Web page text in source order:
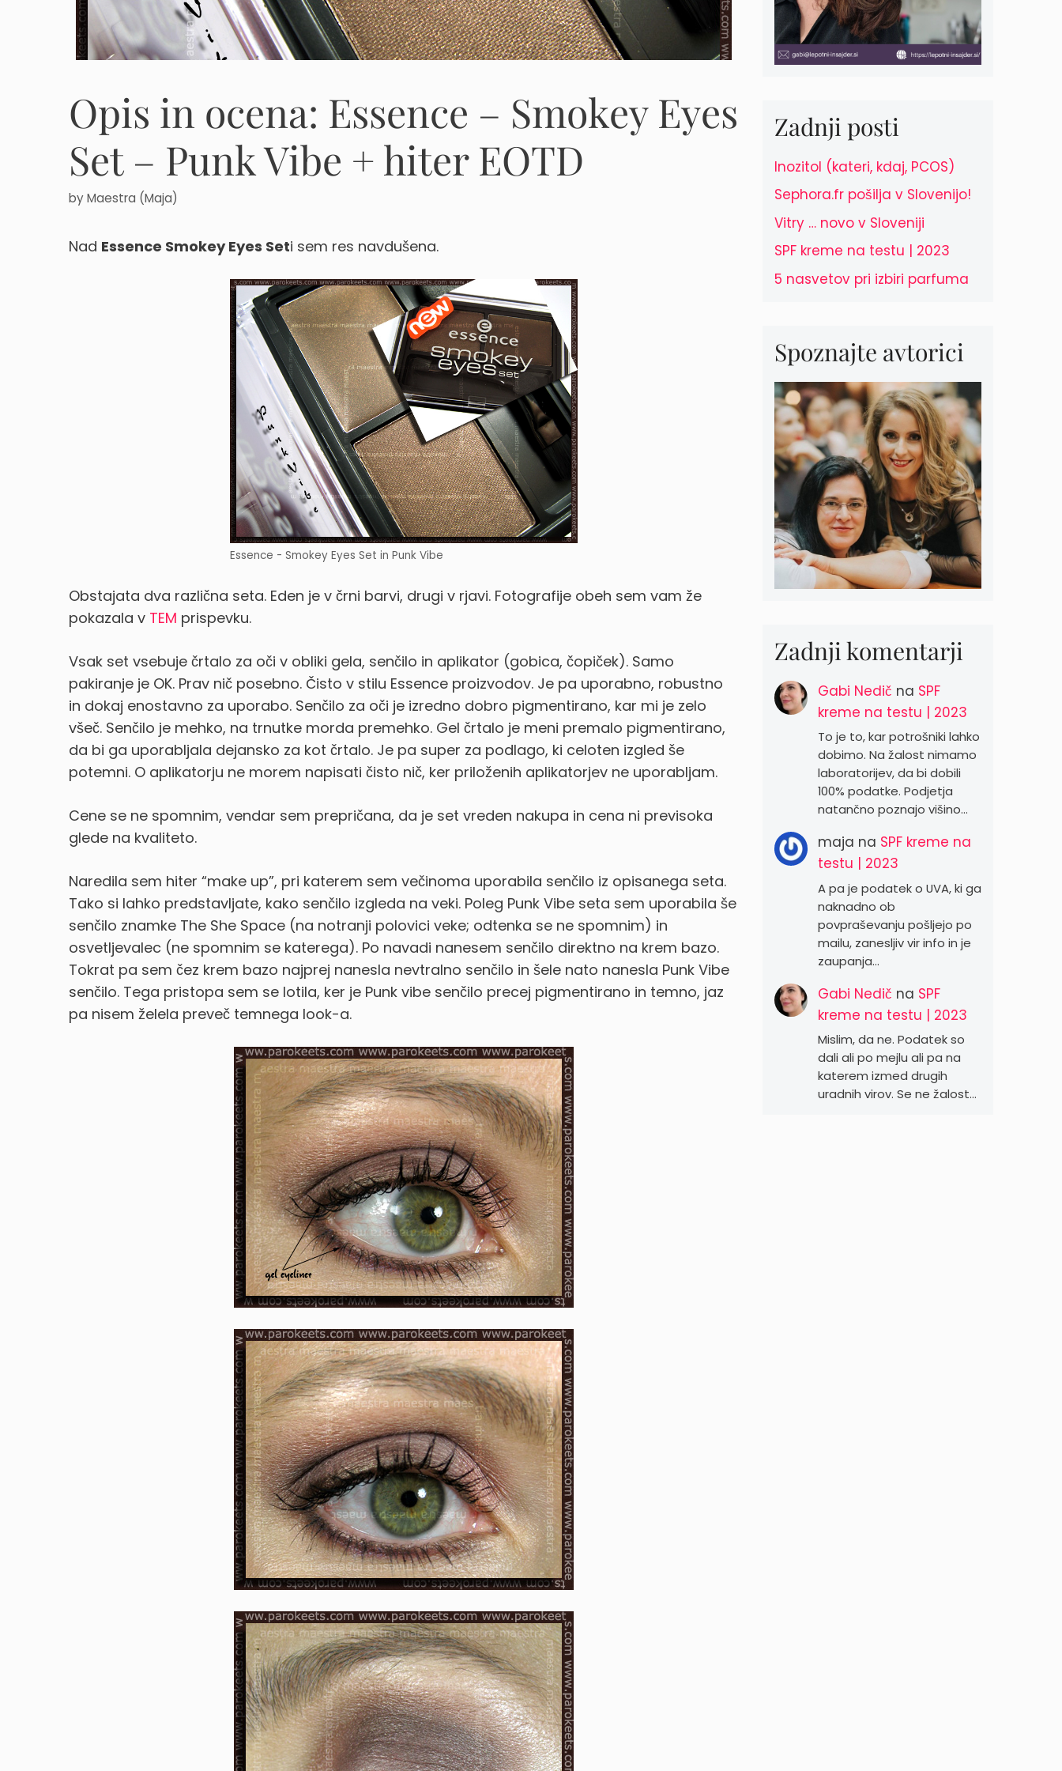
Opis in ocena: Essence – Smokey Eyes
Set – Punk Vibe + hiter EOTD
byMaestra (Maja)
Nad Essence Smokey Eyes Seti sem res navdušena.
Essence - Smokey Eyes Set in Punk Vibe
Obstajata dva različna seta. Eden je v črni barvi, drugi v rjavi. Fotografije obeh sem vam že
pokazala v TEM prispevku.
Vsak set vsebuje črtalo za oči v obliki gela, senčilo in aplikator (gobica, čopiček). Samo
pakiranje je OK. Prav nič posebno. Čisto v stilu Essence proizvodov. Je pa uporabno, robustno
in dokaj enostavno za uporabo. Senčilo za oči je izredno dobro pigmentirano, kar mi je zelo
všeč. Senčilo je mehko, na trnutke morda premehko. Gel črtalo je meni premalo pigmentirano,
da bi ga uporabljala dejansko za kot črtalo. Je pa super za podlago, ki celoten izgled še
potemni. O aplikatorju ne morem napisati čisto nič, ker priloženih aplikatorjev ne uporabljam.
Cene se ne spomnim, vendar sem prepričana, da je set vreden nakupa in cena ni previsoka
glede na kvaliteto.
Naredila sem hiter “make up”, pri katerem sem večinoma uporabila senčilo iz opisanega seta.
Tako si lahko predstavljate, kako senčilo izgleda na veki. Poleg Punk Vibe seta sem uporabila še
senčilo znamke The She Space (na notranji polovici veke; odtenka se ne spomnim) in
osvetljevalec (ne spomnim se katerega). Po navadi nanesem senčilo direktno na krem bazo.
Tokrat pa sem čez krem bazo najprej nanesla nevtralno senčilo in šele nato nanesla Punk Vibe
senčilo. Tega pristopa sem se lotila, ker je Punk vibe senčilo precej pigmentirano in temno, jaz
pa nisem želela preveč temnega look-a.
Zadnji posti
Inozitol (kateri, kdaj, PCOS)
Sephora.fr pošilja v Slovenijo!
Vitry … novo v Sloveniji
SPF kreme na testu | 2023
5 nasvetov pri izbiri parfuma
Spoznajte avtorici
Zadnji komentarji
Gabi Nedič na SPF
kreme na testu | 2023
To je to, kar potrošniki lahko
dobimo. Na žalost nimamo
laboratorijev, da bi dobili
100% podatke. Podjetja
natančno poznajo višino…
maja na SPF kreme na
testu | 2023
A pa je podatek o UVA, ki ga
naknadno ob
povpraševanju pošljejo po
mailu, zanesljiv vir info in je
zaupanja…
Gabi Nedič na SPF
kreme na testu | 2023
Mislim, da ne. Podatek so
dali ali po mejlu ali pa na
katerem izmed drugih
uradnih virov. Se ne žalost…